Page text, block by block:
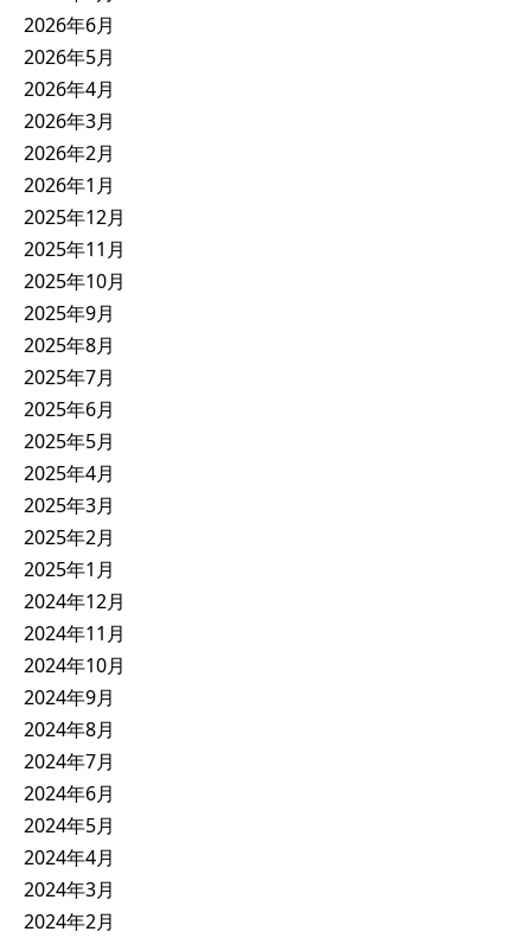
2026年6月
2026年5月
2026年4月
2026年3月
2026年2月
2026年1月
2025年12月
2025年11月
2025年10月
2025年9月
2025年8月
2025年7月
2025年6月
2025年5月
2025年4月
2025年3月
2025年2月
2025年1月
2024年12月
2024年11月
2024年10月
2024年9月
2024年8月
2024年7月
2024年6月
2024年5月
2024年4月
2024年3月
2024年2月